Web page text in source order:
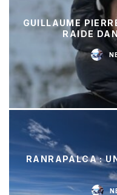
GUILLAUME
RAIDE
RANRAPALCA :